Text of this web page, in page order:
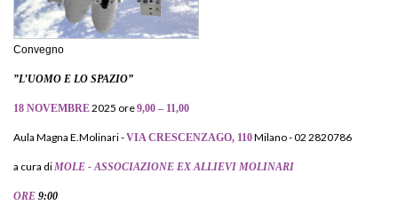
Convegno
”L’UOMO E LO SPAZIO”
18 NOVEMBRE2025 ore9,00 – 11,00
Aula Magna E.Molinari -VIA CRESCENZAGO, 110Milano - 02 2820786
a cura diMOLE - ASSOCIAZIONE EX ALLIEVI MOLINARI
ORE 9:00